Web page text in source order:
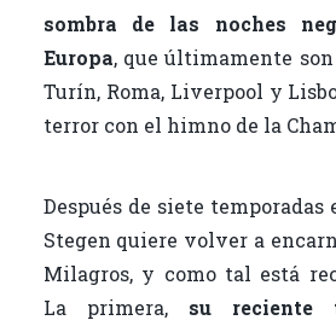
sombra de las noches
Europa, que últimamente
Turín, Roma, Liverpool y
terror con el himno de la
Después de siete temporadas
Stegen quiere volver a
Milagros, y como tal está
La primera, su reciente